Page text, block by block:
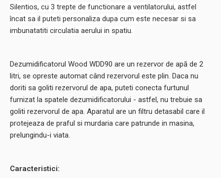
Silentios, cu 3 trepte de functionare a ventilatorului, astfel
încat sa il puteti personaliza dupa cum este necesar si sa
imbunatatiti circulatia aerului in spatiu.
Dezumidificatorul Wood WDD90 are un rezervor de apă de 2
litri, se opreste automat când rezervorul este plin. Daca nu
doriti sa goliti rezervorul de apa, puteti conecta furtunul
furnizat la spatele dezumidificatorului - astfel, nu trebuie sa
goliti rezervorul de apa. Aparatul are un filtru detasabil care il
protejeaza de praful si murdaria care patrunde in masina,
prelungindu-i viata.
Caracteristici: